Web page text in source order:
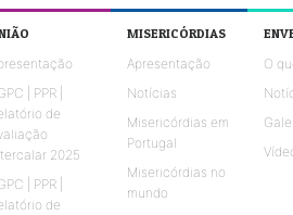
| PPR |
de
2025
| PPR |
de
MISERICÓRDIAS
Apresentação
Notícias
Misericórdias em
Portugal
Misericórdias no
mundo
O